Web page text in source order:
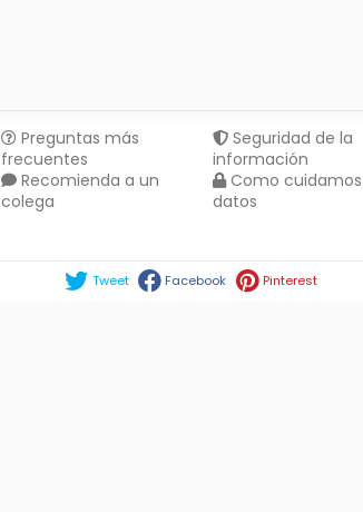
Preguntas más
frecuentes
Recomienda a un
colega
Seguridad de la
información
Como
datos
Tweet Facebook Pinterest